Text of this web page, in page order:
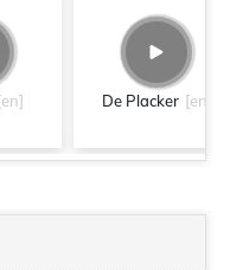
De Placker [en]